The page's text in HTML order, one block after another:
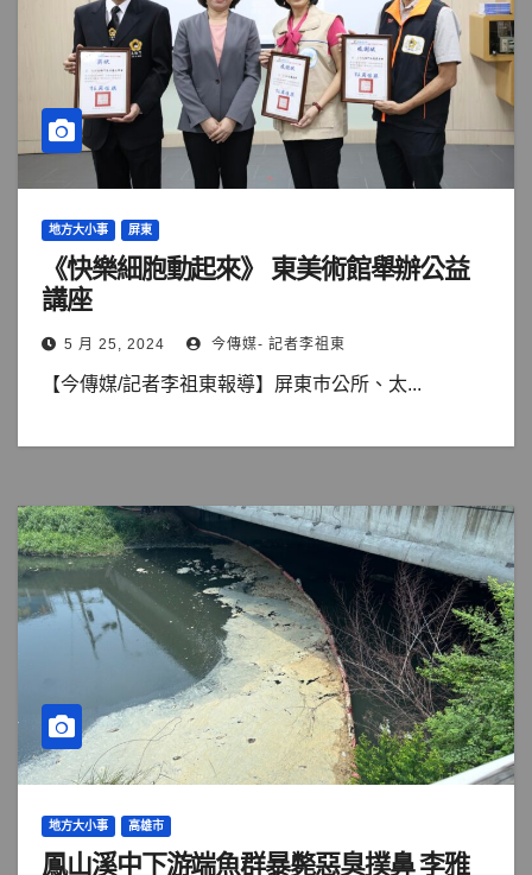
地方大小事 屏東
《快樂細胞動起來》 東美術館舉辦公益
講座
5 月 25, 2024 今傳媒- 記者李祖東
【今傳媒/記者李祖東報導】屏東巿公所、太...
地方大小事 高雄市
鳳山溪中下游端魚群暴斃惡臭撲鼻 李雅